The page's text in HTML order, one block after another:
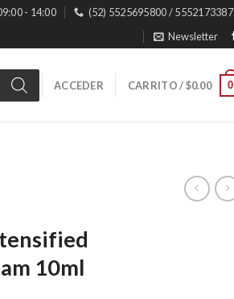
- 14:00
(52) 5525695800 / 5552173387
Newsletter
ACCEDER CARRITO /$0.00 0
10ml